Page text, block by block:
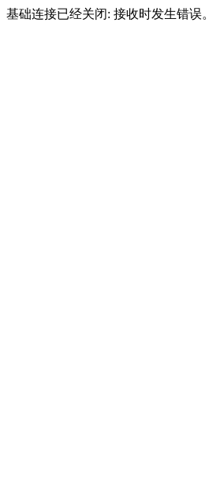
基础连接已经关闭: 接收时发生错误。